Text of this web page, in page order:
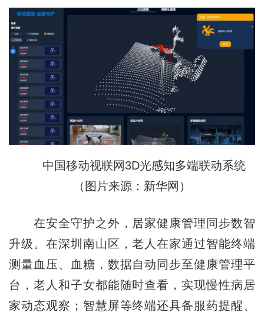
中国移动视联网3D光感知多端联动系统
（图片来源：新华网）
在安全守护之外，居家健康管理同步数智
升级。在深圳南山区，老人在家通过智能终端
测量血压、血糖，数据自动同步至健康管理平
台，老人和子女都能随时查看，实现慢性病居
家动态观察；智慧屏等终端还具备服药提醒、